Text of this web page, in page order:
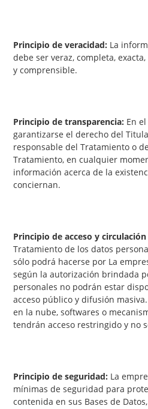
Principio de veracidad: La
debe ser veraz, completa,
y comprensible.
Principio de transparencia: En
garantizarse el derecho del
responsable del Tratamiento o
Tratamiento, en cualquier
información acerca de la
conciernan.
Principio de acceso y
Tratamiento de los datos
sólo podrá hacerse por La
según la autorización brindada
personales no podrán estar
acceso público y difusión
en la nube, softwares o
tendrán acceso restringido y no
Principio de seguridad: La
mínimas de seguridad para
contenida en sus Bases de